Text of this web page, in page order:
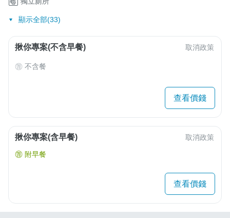
顯示全部(33)
揪你專案(不含早餐) 取消政策
不含餐
查看價錢
揪你專案(含早餐) 取消政策
附早餐
查看價錢